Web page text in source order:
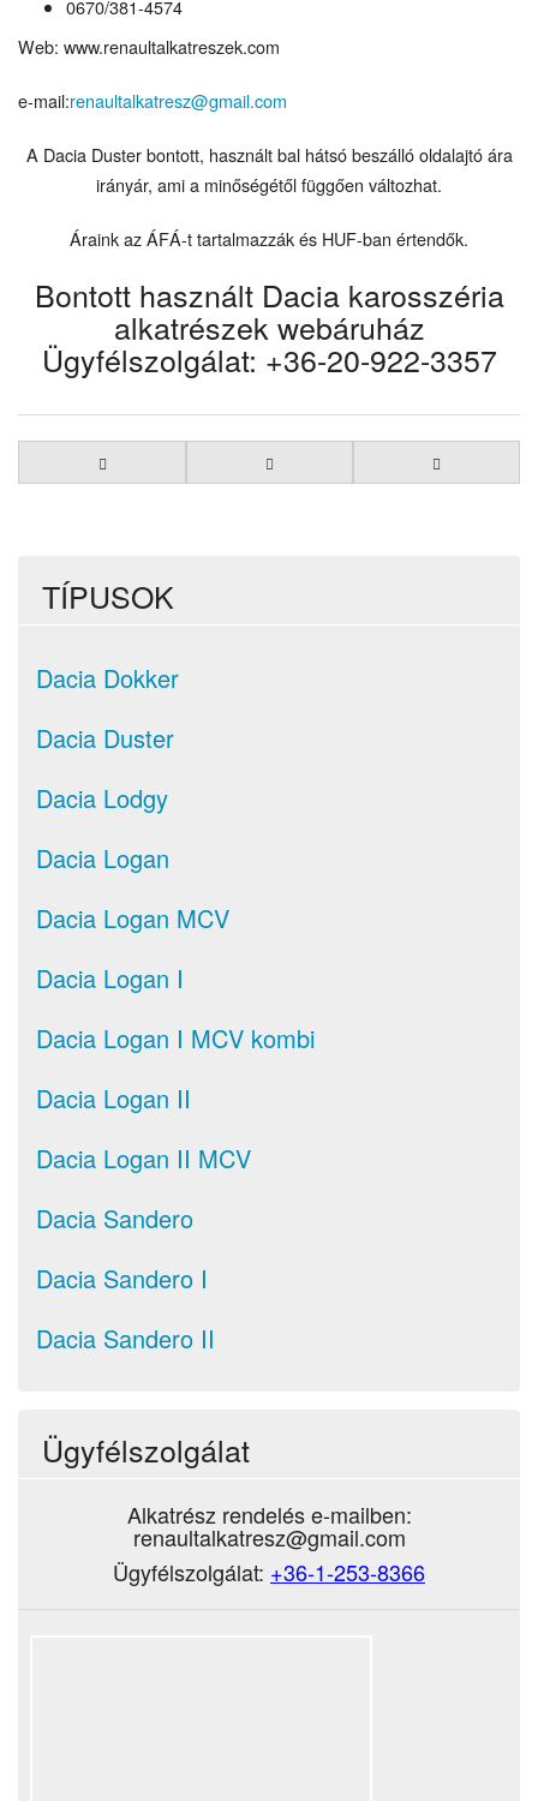
0670/381-4574
Web: www.renaultalkatreszek.com
e-mail:renaultalkatresz@gmail.com
A Dacia Duster bontott, használt bal hátsó beszálló oldalajtó ára
irányár, ami a minőségétől függően változhat.
Áraink az ÁFÁ-t tartalmazzák és HUF-ban értendők.
Bontott használt Dacia karosszéria
alkatrészek webáruház
Ügyfélszolgálat: +36-20-922-3357
TÍPUSOK
Dacia Dokker
Dacia Duster
Dacia Lodgy
Dacia Logan
Dacia Logan MCV
Dacia Logan I
Dacia Logan I MCV kombi
Dacia Logan II
Dacia Logan II MCV
Dacia Sandero
Dacia Sandero I
Dacia Sandero II
Ügyfélszolgálat
Alkatrész rendelés e-mailben:
renaultalkatresz@gmail.com
Ügyfélszolgálat: +36-1-253-8366